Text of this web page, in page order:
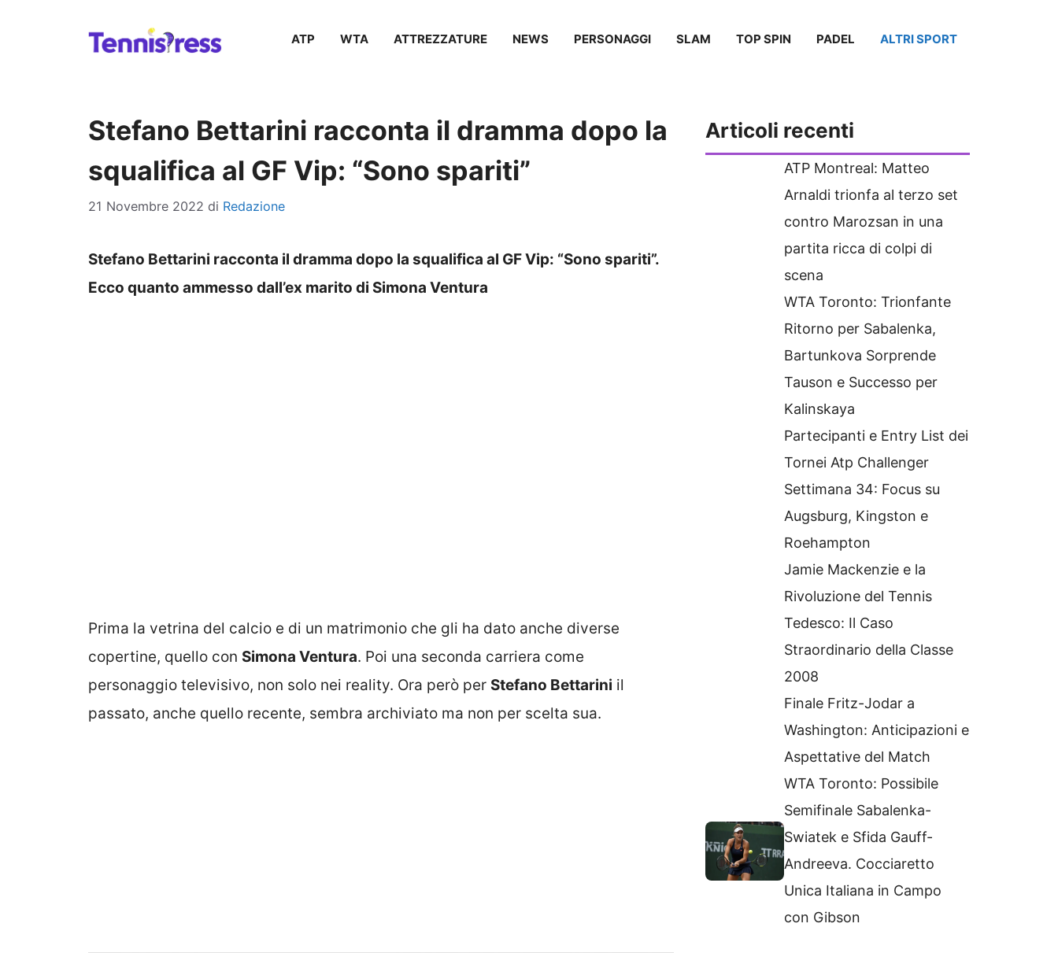
ATP WTA ATTREZZATURE NEWS PERSONAGGI SLAM TOP SPIN PADEL ALTRI SPORT
Stefano Bettarini racconta il dramma dopo la
squalifica al GF Vip: “Sono spariti”
21 Novembre 2022 di Redazione
Stefano Bettarini racconta il dramma dopo la squalifica al GF Vip: “Sono spariti”.
Ecco quanto ammesso dall’ex marito di Simona Ventura
Prima la vetrina del calcio e di un matrimonio che gli ha dato anche diverse
copertine, quello con Simona Ventura. Poi una seconda carriera come
personaggio televisivo, non solo nei reality. Ora però per Stefano Bettarini il
passato, anche quello recente, sembra archiviato ma non per scelta sua.
Articoli recenti
ATP Montreal: Matteo
Arnaldi trionfa al terzo set
contro Marozsan in una
partita ricca di colpi di
scena
WTA Toronto: Trionfante
Ritorno per Sabalenka,
Bartunkova Sorprende
Tauson e Successo per
Kalinskaya
Partecipanti e Entry List dei
Tornei Atp Challenger
Settimana 34: Focus su
Augsburg, Kingston e
Roehampton
Jamie Mackenzie e la
Rivoluzione del Tennis
Tedesco: Il Caso
Straordinario della Classe
2008
Finale Fritz-Jodar a
Washington: Anticipazioni e
Aspettative del Match
WTA Toronto: Possibile
Semifinale Sabalenka-
Swiatek e Sfida Gauff-
Andreeva. Cocciaretto
Unica Italiana in Campo
con Gibson